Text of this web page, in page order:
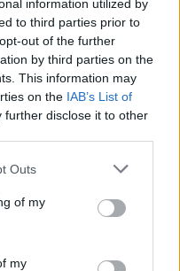
information utilized by
to third parties prior to
out of the further
by third parties on the
This information may
on the IAB’s List of
further disclose it to other
Outs
of my
my
paper guanyen força
més modistes i gairebé
les Festes Majors